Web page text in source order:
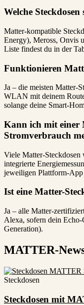
Welche
Matter-kompatible
Energy), Meross, Onvis
Liste findest du in der
Funktionieren
Ja – die meisten Matter-
WLAN mit deinem
solange deine Smart-
Kann ich mit einer
Stromverbrauch
Viele Matter-
integrierte
jeweiligen Plattform-App
Ist eine Matter-
Ja – alle Matter-
Alexa, sofern dein
Generation).
MATTER-
Steckdosen
Steckdosen mit